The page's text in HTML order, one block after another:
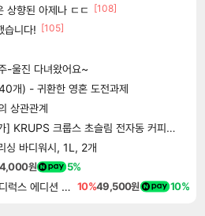
향된 아제나 ㄷㄷ
[108]
니다! [105]
-울진 다녀왔어요~
개) - 귀환한 영혼 도전과제
상관관계
크룹스 초슬림 전자동 커피머신 SA4028K0
싱 바디워시, 1L, 2개
원 5%
드래곤소드 어웨이크닝 디럭스 에디션 DragonSword Awakening Deluxe Edition 10%49,500원 10%